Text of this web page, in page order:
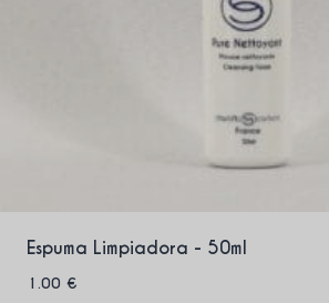
Espuma Limpiadora - 50ml
1.00 €